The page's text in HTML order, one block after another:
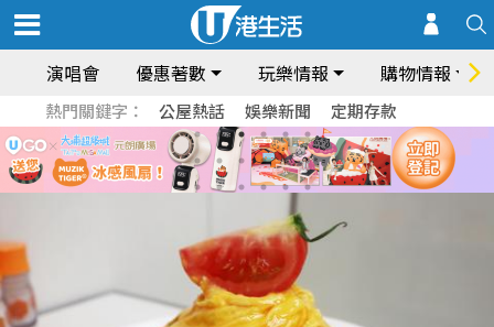
演唱會 優惠著數 玩樂情報 購物情報
熱門關鍵字： 公屋熱話 娛樂新聞 定期存款